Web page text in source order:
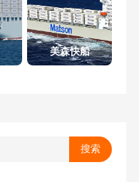
美森快船